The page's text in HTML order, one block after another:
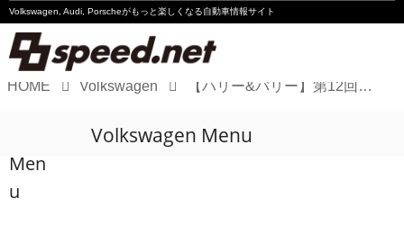
Volkswagen, Audi, Porscheがもっと楽しくなる自動車情報サイト
Audi
HOME Volkswagen 【ハリー&バリー】第12回定期メンテンス「オイル交換編」
Men
u
Volkswagen Menu